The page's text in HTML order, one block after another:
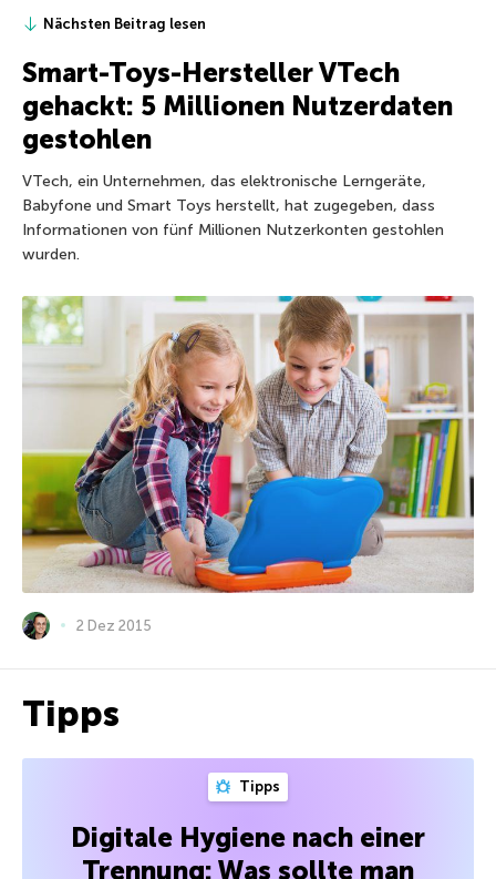
Nächsten Beitrag lesen
Smart-Toys-Hersteller VTech
gehackt: 5 Millionen Nutzerdaten
gestohlen
VTech, ein Unternehmen, das elektronische Lerngeräte,
Babyfone und Smart Toys herstellt, hat zugegeben, dass
Informationen von fünf Millionen Nutzerkonten gestohlen
wurden.
2 Dez 2015
Tipps
Tipps
Digitale Hygiene nach einer
Trennung: Was sollte man